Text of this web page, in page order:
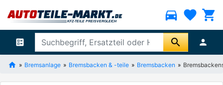
directions_car favorite shopping_cart
ballot search person
Bremsanlage Bremsbacken & -teile Bremsbacken